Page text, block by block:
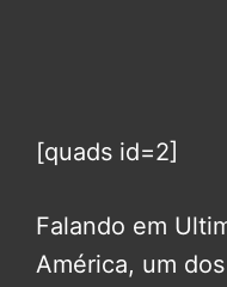
[quads id=2]
Falando em
América, um